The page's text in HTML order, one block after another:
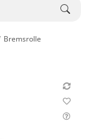
Bremsrolle